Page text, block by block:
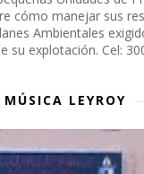
cómo manejar sus
Ambientales
su explotación. Cel:
LEYROY